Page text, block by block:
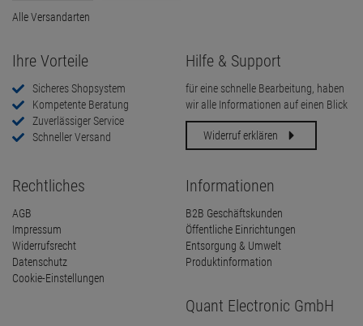
Alle Versandarten
Ihre Vorteile
Sicheres Shopsystem
Kompetente Beratung
Zuverlässiger Service
Schneller Versand
Hilfe & Support
für eine schnelle Bearbeitung, haben
wir alle Informationen auf einen Blick
Widerruf erklären
Rechtliches
AGB
Impressum
Widerrufsrecht
Datenschutz
Cookie-Einstellungen
Informationen
B2B Geschäftskunden
Öffentliche Einrichtungen
Entsorgung & Umwelt
Produktinformation
Quant Electronic GmbH